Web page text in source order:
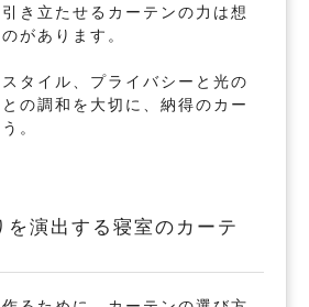
き立たせるカーテンの力は想
があります。
タイル、プライバシーと光の
の調和を大切に、納得のカー
。
を演出する寝室のカーテ